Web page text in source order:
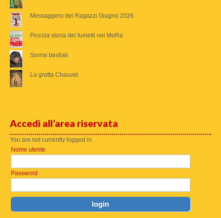
Messaggero dei Ragazzi Giugno 2026
Piccola storia dei fumetti nel MeRa
Sorrisi bestiali
La grotta Chauvet
Accedi all’area riservata
You are not currently logged in.
Nome utente
Password